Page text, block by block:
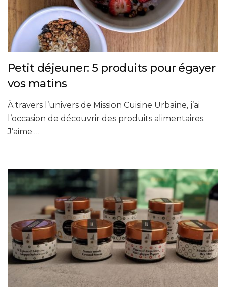
Petit déjeuner: 5 produits pour égayer
vos matins
À travers l’univers de Mission Cuisine Urbaine, j’ai
l’occasion de découvrir des produits alimentaires.
J’aime …